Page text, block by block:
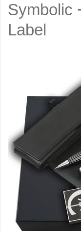
Symbolic
Label